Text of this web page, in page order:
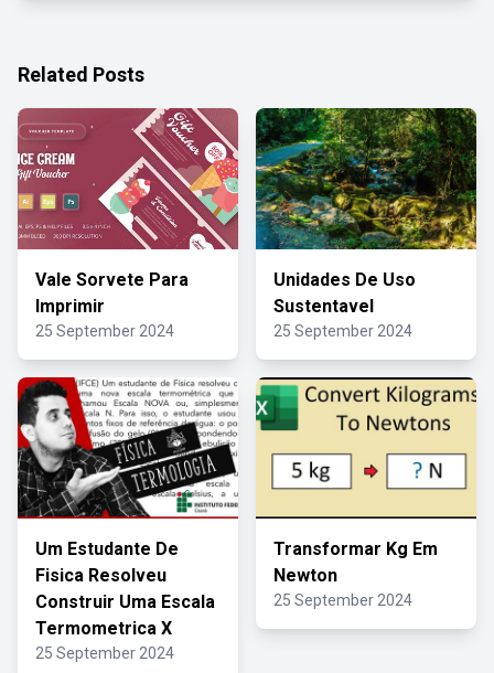
Related Posts
Vale Sorvete Para
Imprimir
25 September 2024
Unidades De Uso
Sustentavel
25 September 2024
Um Estudante De
Fisica Resolveu
Construir Uma Escala
Termometrica X
25 September 2024
Transformar Kg Em
Newton
25 September 2024